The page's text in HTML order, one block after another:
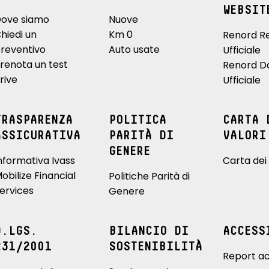
badge E-Tech
siamo
un
un test
Nuove
Km 0
Auto usate
Renord
Ufficiale
Renord
Ufficiale
Ivass
Financial
POLITICA
PARITÀ DI
GENERE
Politiche Parità di
Genere
CARTA
VALORI
Carta dei
2001
BILANCIO DI
SOSTENIBILITÀ
Report